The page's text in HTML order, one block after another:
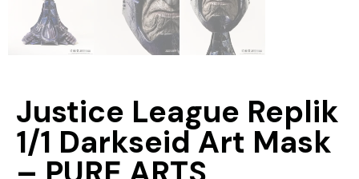
Justice League Replik
1/1 Darkseid Art Mask